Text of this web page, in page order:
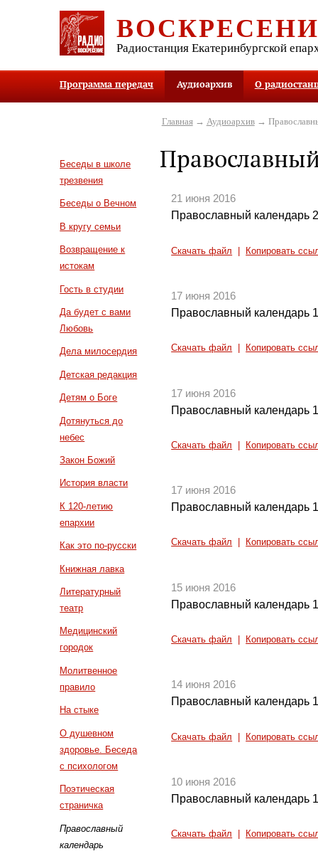
Радиостанция Екатеринбургской
Программа передач Аудиоархив О
Беседы в школе
трезвения
Беседы о Вечном
В кругу семьи
Возвращение к
истокам
Гость в студии
Да будет с вами
Любовь
Дела милосердия
Детская редакция
Детям о Боге
Дотянуться до
небес
Закон Божий
История власти
К 120-летию
епархии
Как это по-русски
Книжная лавка
Литературный
театр
Медицинский
городок
Молитвенное
правило
На стыке
О душевном
здоровье. Беседа
с психологом
Поэтическая
страничка
Православный
календарь
Главная→ Аудиоархив→
21 июня 2016
Православный календарь
Скачать файл Копировать
17 июня 2016
Православный календарь
Скачать файл Копировать
17 июня 2016
Православный календарь
Скачать файл Копировать
17 июня 2016
Православный календарь
Скачать файл Копировать
15 июня 2016
Православный календарь
Скачать файл Копировать
14 июня 2016
Православный календарь
Скачать файл Копировать
10 июня 2016
Православный календарь
Скачать файл Копировать